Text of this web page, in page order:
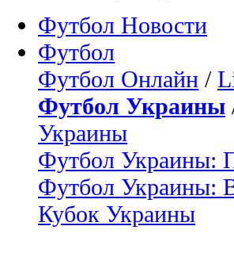
Футбол Новости
Футбол
Футбол Онлайн /
Футбол Украины
Украины
Футбол Украины:
Футбол Украины:
Кубок Украины